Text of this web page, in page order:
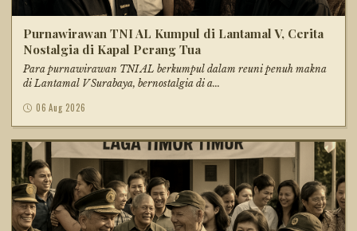
Purnawirawan TNI AL Kumpul di Lantamal V, Cerita
Nostalgia di Kapal Perang Tua
Para purnawirawan TNI AL berkumpul dalam reuni penuh makna
di Lantamal V Surabaya, bernostalgia di a...
06 Aug 2026